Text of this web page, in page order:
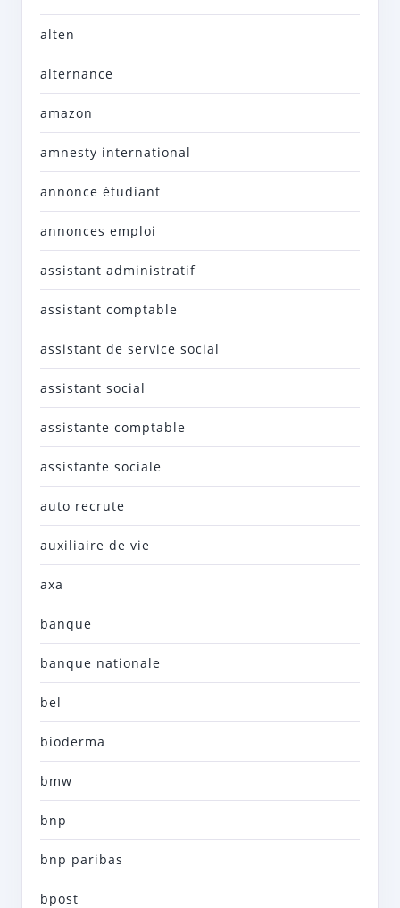
alten
alternance
amazon
amnesty international
annonce étudiant
annonces emploi
assistant administratif
assistant comptable
assistant de service social
assistant social
assistante comptable
assistante sociale
auto recrute
auxiliaire de vie
axa
banque
banque nationale
bel
bioderma
bmw
bnp
bnp paribas
bpost